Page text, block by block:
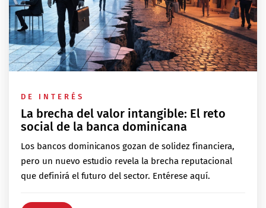
DE INTERÉS
La brecha del valor intangible: El reto
social de la banca dominicana
Los bancos dominicanos gozan de solidez financiera,
pero un nuevo estudio revela la brecha reputacional
que definirá el futuro del sector. Entérese aquí.